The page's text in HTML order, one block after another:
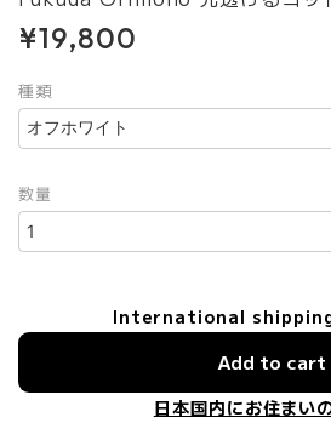
¥19,800
種類
数量
International
Add to cart
日本国内にお住まい